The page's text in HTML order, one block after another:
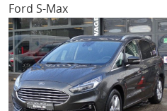
Ford S-Max